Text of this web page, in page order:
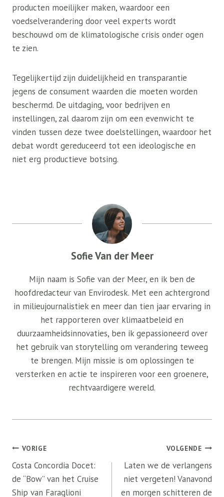
producten moeilijker maken, waardoor een
voedselverandering door veel experts wordt
beschouwd om de klimatologische crisis onder ogen
te zien.
Tegelijkertijd zijn duidelijkheid en transparantie
jegens de consument waarden die moeten worden
beschermd. De uitdaging, voor bedrijven en
instellingen, zal daarom zijn om een ​​evenwicht te
vinden tussen deze twee doelstellingen, waardoor het
debat wordt gereduceerd tot een ideologische en
niet erg productieve botsing.
Sofie Van der Meer
Mijn naam is Sofie van der Meer, en ik ben de
hoofdredacteur van Envirodesk. Met een achtergrond
in milieujournalistiek en meer dan tien jaar ervaring in
het rapporteren over klimaatbeleid en
duurzaamheidsinnovaties, ben ik gepassioneerd over
het gebruik van storytelling om verandering teweeg
te brengen. Mijn missie is om oplossingen te
versterken en actie te inspireren voor een groenere,
rechtvaardigere wereld.
Bericht
navigatie
VORIGE
Costa Concordia Docet:
de “Bow” van het Cruise
Ship van Faraglioni
VOLGENDE
Laten we de verlangens
niet vergeten! Vanavond
en morgen schitteren de